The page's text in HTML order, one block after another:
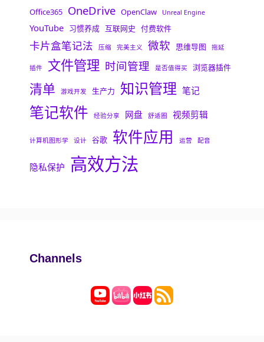
Office365 OneDrive OpenClaw Unreal Engine
YouTube 习惯养成 互联网史 付费软件
卡片盒笔记法 压缩 完美主义 微软 思维导图 拖延
插件 文件管理 时间管理 是否值得买 浏览器插件
清单 游戏开发 生产力 知识管理 笔记
笔记软件 经验分享 网盘 舒适圈 视频剪辑
计算机图形学 设计 谷歌 软件应用 运营 配音
隐私保护 高效方法
Channels